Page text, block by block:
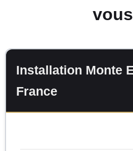
vous
Installation Monte
France